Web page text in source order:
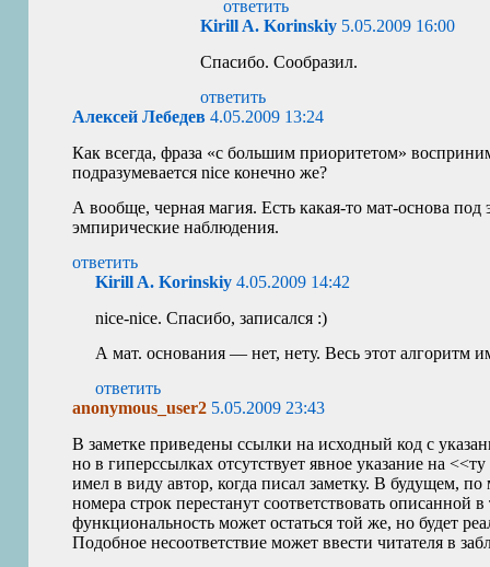
ответить
Kirill A. Korinskiy 5.05.2009 16:00
Спасибо. Сообразил.
ответить
Алексей Лебедев 4.05.2009 13:24
Как всегда, фраза «с большим приоритетом»
подразумевается nice конечно же?
А вообще, черная магия. Есть какая-то мат-основа
эмпирические наблюдения.
ответить
Kirill A. Korinskiy 4.05.2009 14:42
nice-nice. Спасибо, записался :)
А мат. основания — нет, нету. Весь этот алгоритм
ответить
anonymous_user2 5.05.2009 23:43
В заметке приведены ссылки на исходный код с
но в гиперссылках отсутствует явное указание на
имел в виду автор, когда писал заметку. В будущем,
номера строк перестанут соответствовать описанной
функциональность может остаться той же, но будет
Подобное несоответствие может ввести читателя в